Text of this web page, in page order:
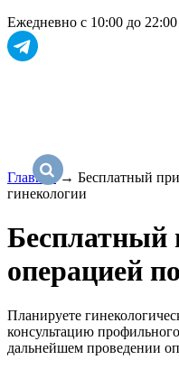
Ежедневно с 10:00 до 22:00
Главная → Бесплатный
гинекологии
Бесплатный
операцией
Планируете
консультацию
дальнейшем проведении